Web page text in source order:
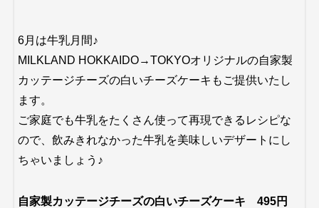
6月は牛乳月間♪
MILKLAND HOKKAIDO→TOKYOオリジナルの自家製
カッテージチーズの白いチーズケーキもご提供いたし
ます。
ご家庭でも牛乳をたくさん使って再現できるレシピな
ので、飲みきれなかった牛乳を美味しいデザートにし
ちゃいましょう♪
自家製カッテージチーズの白いチーズケーキ 495円